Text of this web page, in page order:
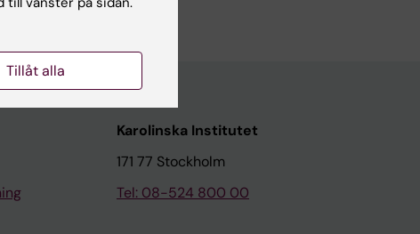
Karolinska Institutet
171 77 Stockholm
Tel: 08-524 800 00
Tillåt alla